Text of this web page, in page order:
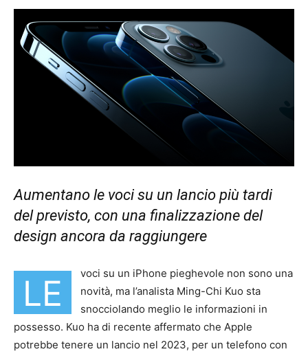
Aumentano le voci su un lancio più tardi
del previsto, con una finalizzazione del
design ancora da raggiungere
LE
voci su un iPhone pieghevole non sono una
novità, ma l’analista Ming-Chi Kuo sta
snocciolando meglio le informazioni in
possesso. Kuo ha di recente affermato che Apple
potrebbe tenere un lancio nel 2023, per un telefono con